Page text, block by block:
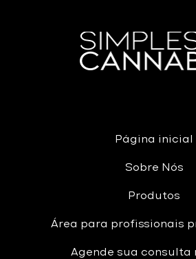
Página inicial
Sobre Nós
Produtos
Área para profissionais
Agende sua consulta